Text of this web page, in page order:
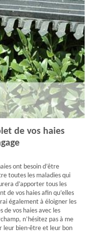
de vos haies
ont besoin d’être
toutes les maladies qui
d’apporter tous les
de vos haies afin qu’elles
également à éloigner les
vos haies avec les
n’hésitez pas à me
leur bien-être et leur bon